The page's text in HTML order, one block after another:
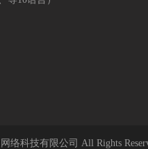
络科技有限公司 All Rights